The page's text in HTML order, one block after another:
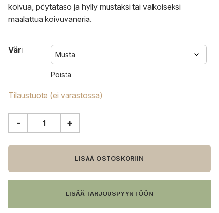
koivua, pöytätaso ja hylly mustaksi tai valkoiseksi
maalattua koivuvaneria.
Väri
Poista
Tilaustuote (ei varastossa)
kehäpöytä
- +
LISÄÄ OSTOSKORIIN
LISÄÄ TARJOUSPYYNTÖÖN